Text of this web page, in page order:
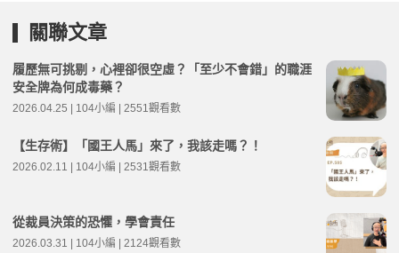
關聯文章
履歷無可挑剔，心裡卻很空虛？「至少不會錯」的職涯
安全牌為何成毒藥？
2026.04.25 | 104小編 | 2551觀看數
【生存術】「國王人馬」來了，我該走嗎？！
2026.02.11 | 104小編 | 2531觀看數
從裁員決策的恐懼，學會責任
2026.03.31 | 104小編 | 2124觀看數